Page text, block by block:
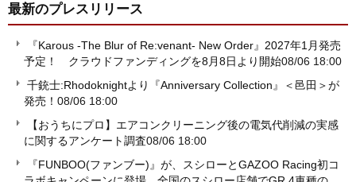
最新のプレスリリース
『Karous -The Blur of Re:venant- New Order』2027年1月発売
予定！ クラウドファンディングを8月8日より開始08/06 18:00
千銃士:Rhodoknightより『Anniversary Collection』＜邑田＞が
発売！ 08/06 18:00
【おうちにプロ】エアコンクリーニング後の電気代削減の実感
に関するアンケート調査08/06 18:00
『FUNBOO(ファンブー)』が、スシローとGAZOO Racing初コ